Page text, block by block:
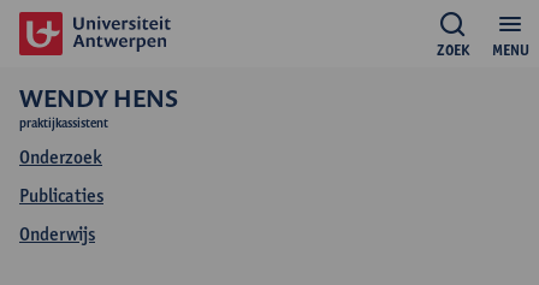
MENU
ZOEK
WENDY HENS
praktijkassistent
Onderzoek
Publicaties
Onderwijs